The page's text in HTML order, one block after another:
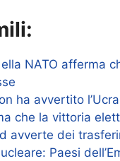
NATO afferma
ha avvertito
che la vittoria
avverte dei
Paesi